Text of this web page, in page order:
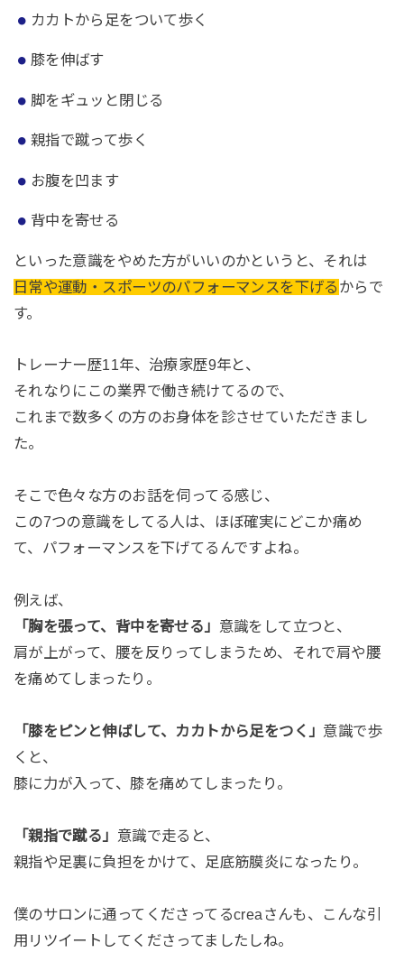
カカトから足をついて歩く
膝を伸ばす
脚をギュッと閉じる
親指で蹴って歩く
お腹を凹ます
背中を寄せる
といった意識をやめた方がいいのかというと、それは
日常や運動・スポーツのパフォーマンスを下げる からで
す。
トレーナー歴11年、治療家歴9年と、
それなりにこの業界で働き続けてるので、
これまで数多くの方のお身体を診させていただきまし
た。
そこで色々な方のお話を伺ってる感じ、
この7つの意識をしてる人は、ほぼ確実にどこか痛め
て、パフォーマンスを下げてるんですよね。
例えば、
「胸を張って、背中を寄せる」 意識をして立つと、
肩が上がって、腰を反りってしまうため、それで肩や腰
を痛めてしまったり。
「膝をピンと伸ばして、カカトから足をつく」 意識で歩
くと、
膝に力が入って、膝を痛めてしまったり。
「親指で蹴る」 意識で走ると、
親指や足裏に負担をかけて、足底筋膜炎になったり。
僕のサロンに通ってくださってるcreaさんも、こんな引
用リツイートしてくださってましたしね。